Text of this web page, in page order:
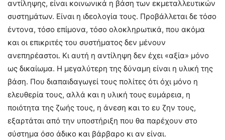
αντίληψης, είναι κοινωνικά η βάση των εκμεταλλευτικών
συστημάτων. Είναι η ιδεολογία τους. Προβάλλεται δε τόσο
έντονα, τόσο επίμονα, τόσο ολοκληρωτικά, που ακόμα
και οι επικριτές του συστήματος δεν μένουν
ανεπηρέαστοι. Κι αυτή η αντίληψη δεν έχει «αξία» μόνο
ως δικαίωμα. Η μεγαλύτερη της δύναμη είναι η υλική της
βάση. Που διαπαιδαγωγεί τους πολίτες ότι όχι μόνο η
ελευθερία τους, αλλά και η υλική τους ευμάρεια, η
ποιότητα της ζωής τους, η άνεση και το ευ ζην τους,
εξαρτάται από την υποστήριξη που θα παρέχουν στο
σύστημα όσο άδικο και βάρβαρο κι αν είναι.